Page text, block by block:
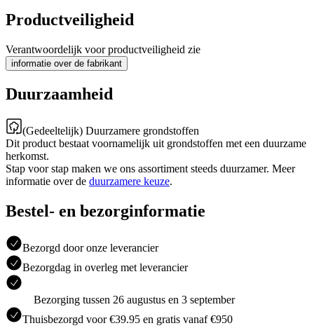
Productveiligheid
Verantwoordelijk voor productveiligheid zie
informatie over de fabrikant
Duurzaamheid
(Gedeeltelijk) Duurzamere grondstoffen
Dit product bestaat voornamelijk uit grondstoffen met een duurzame
herkomst.
Stap voor stap maken we ons assortiment steeds duurzamer. Meer
informatie over de duurzamere keuze.
Bestel- en bezorginformatie
Bezorgd door onze leverancier
Bezorgdag in overleg met leverancier
Bezorging tussen 26 augustus en 3 september
Thuisbezorgd voor €39.95 en gratis vanaf €950